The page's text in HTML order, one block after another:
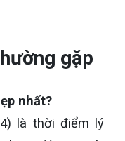
gặp
nhất?
là thời điểm lý